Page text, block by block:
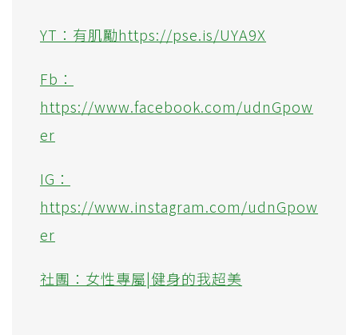
YT：有肌勵https://pse.is/UYA9X
Fb：
https://www.facebook.com/udnGpow
er
IG：
https://www.instagram.com/udnGpow
er
社團：女性專屬|健身的我超美